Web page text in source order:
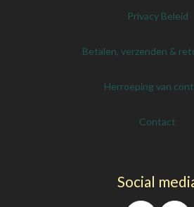
Privacy Beleid
Betalen, verzenden &
Herroeping van
Contact
Social